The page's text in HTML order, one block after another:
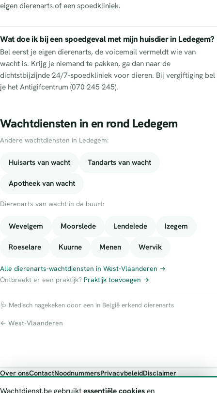
eigen dierenarts of een spoedkliniek.
Wat doe ik bij een spoedgeval met mijn huisdier in Ledegem?
Bel eerst je eigen dierenarts, de voicemail vermeldt wie van
wacht is. Krijg je niemand te pakken, ga dan naar de
dichtstbijzijnde 24/7-spoedkliniek voor dieren. Bij vergiftiging bel
je het Antigifcentrum (070 245 245).
Wachtdiensten in en rond Ledegem
Andere wachtdiensten in Ledegem:
Huisarts van wacht Tandarts van wacht
Apotheek van wacht
Dierenarts van wacht in de buurt:
Wevelgem Moorslede Lendelede Izegem
Roeselare Kuurne Menen Wervik
Alle dierenarts-wachtdiensten in West-Vlaanderen →
Ontbreekt er een praktijk? Praktijk toevoegen →
🩺 Medisch nagekeken door een in België erkend dierenarts
← West-Vlaanderen
Over onsContactNoodnummersPrivacybeleidDisclaimer
Wachtdienst.be gebruiktessentiële cookiesen